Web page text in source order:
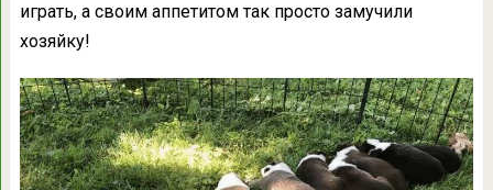
играть, а своим аппетитом так просто замучили
хозяйку!